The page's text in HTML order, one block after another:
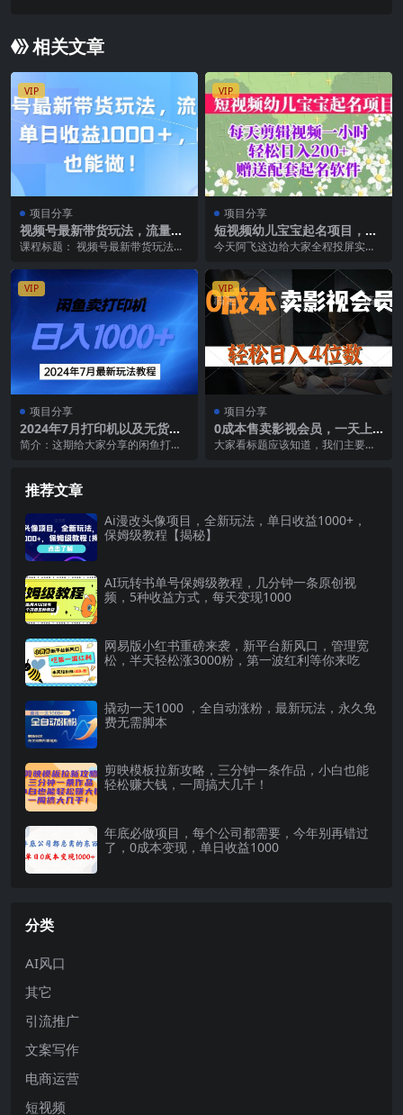
相关文章
VIP
项目分享
视频号最新带货玩法，流量爆
炸，单日收益1000＋，0粉也
课程标题： 视频号最新带货玩法，
也能做！ 简介...
VIP
项目分享
短视频幼儿宝宝起名项目，全
程投屏实操，赠送配套软件
今天阿飞这边给大家全程投屏实操
学习以后可以直接上手...
VIP
项目分享
2024年7月打印机以及无货源
地表最强玩法，复制即可赚钱
简介：这期给大家分享的闲鱼打印
VIP
项目分享
0成本售卖影视会员，一天上
百单，轻松日入4位数，月入3
大家看标题应该知道，我们主要做
推荐文章
Ai漫改头像项目，全新玩法，单日收益1000+，
保姆级教程【揭秘】
AI玩转书单号保姆级教程，几分钟一条原创视
频，5种收益方式，每天变现1000
网易版小红书重磅来袭，新平台新风口，管理宽
松，半天轻松涨3000粉，第一波红利等你来吃
撬动一天1000 ，全自动涨粉，最新玩法，永久免
费无需脚本
剪映模板拉新攻略，三分钟一条作品，小白也能
轻松赚大钱，一周搞大几千！
年底必做项目，每个公司都需要，今年别再错过
了，0成本变现，单日收益1000
分类
AI风口
其它
引流推广
文案写作
电商运营
短视频